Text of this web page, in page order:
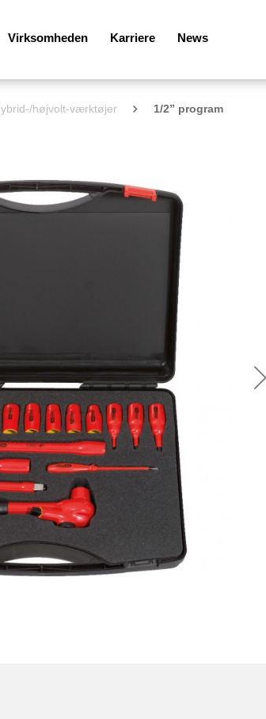
Virksomheden Karriere News
højvolt-værktøjer 1/2” program